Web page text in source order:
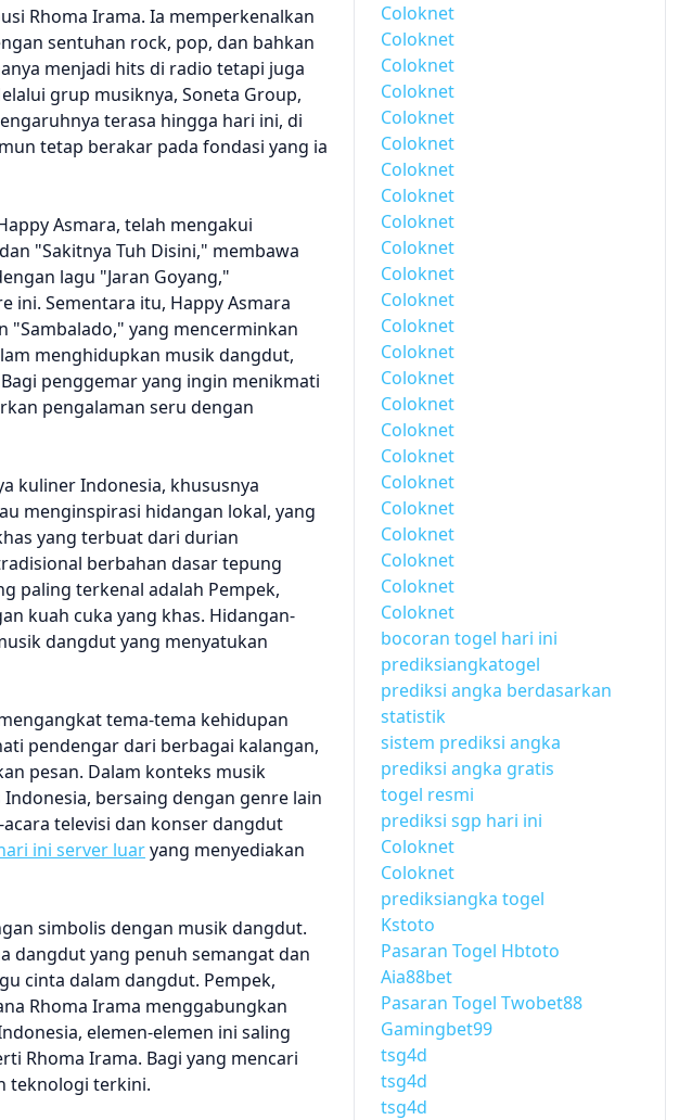
Rhoma Irama. Ia memperkenalkan
sentuhan rock, pop, dan bahkan
menjadi hits di radio tetapi juga
grup musiknya, Soneta Group,
terasa hingga hari ini, di
tetap berakar pada fondasi yang ia
Asmara, telah mengakui
"Sakitnya Tuh Disini," membawa
lagu "Jaran Goyang,"
ini. Sementara itu, Happy Asmara
"Sambalado," yang mencerminkan
menghidupkan musik dangdut,
penggemar yang ingin menikmati
pengalaman seru dengan
kuliner Indonesia, khususnya
menginspirasi hidangan lokal, yang
yang terbuat dari durian
berbahan dasar tepung
paling terkenal adalah Pempek,
kuah cuka yang khas. Hidangan-
dangdut yang menyatukan
tema-tema kehidupan
pendengar dari berbagai kalangan,
pesan. Dalam konteks musik
bersaing dengan genre lain
televisi dan konser dangdut
ini server luaryang menyediakan
simbolis dengan musik dangdut.
dangdut yang penuh semangat dan
cinta dalam dangdut. Pempek,
Rhoma Irama menggabungkan
elemen-elemen ini saling
Rhoma Irama. Bagi yang mencari
teknologi terkini.
Coloknet
Coloknet
Coloknet
Coloknet
Coloknet
Coloknet
Coloknet
Coloknet
Coloknet
Coloknet
Coloknet
Coloknet
Coloknet
Coloknet
Coloknet
Coloknet
Coloknet
Coloknet
Coloknet
Coloknet
Coloknet
Coloknet
Coloknet
Coloknet
bocoran togel hari ini
prediksiangkatogel
prediksi angka berdasarkan
statistik
sistem prediksi angka
prediksi angka gratis
togel resmi
prediksi sgp hari ini
Coloknet
Coloknet
prediksiangka togel
Kstoto
Pasaran Togel Hbtoto
Aia88bet
Pasaran Togel Twobet88
Gamingbet99
tsg4d
tsg4d
tsg4d